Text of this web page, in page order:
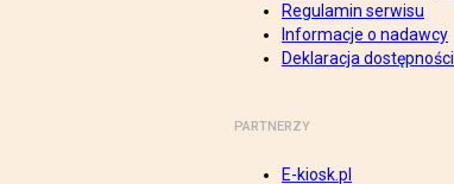
Regulamin serwisu
Informacje o nadawcy
Deklaracja dostępności
PARTNERZY
E-kiosk.pl